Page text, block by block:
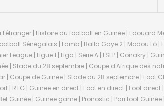
| Histoire du football en Guinée | Edouard
Sénégalais | Lamb | Balla Gaye 2 | Modou Lô |
League | Ligue 1 | Liga | Serie A | LSFP | Conakry |
| Stade du 28 septembre | Coupe d'Afrique des
| Coupe de Guinée | Stade du 28 septembre | Foot
| RTG | Guinee en direct | Foot en direct | Foot
Guinée | Guinee game | Pronostic | Pari foot